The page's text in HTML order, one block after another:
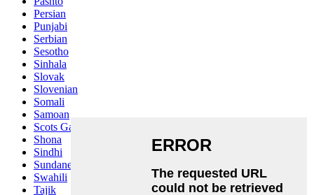
Persian
Punjabi
Serbian
Sesotho
Sinhala
Slovak
Slovenian
Somali
Samoan
Scots Gaelic
Shona
Sindhi
Sundanese
Swahili
Tajik